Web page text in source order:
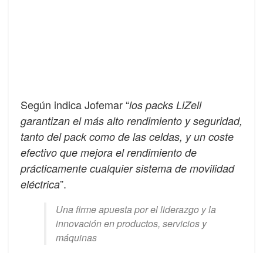
Según indica Jofemar “los packs LiZell
garantizan el más alto rendimiento y seguridad,
tanto del pack como de las celdas, y un coste
efectivo que mejora el rendimiento de
prácticamente cualquier sistema de movilidad
eléctrica”.
Una firme apuesta por el liderazgo y la
innovación en productos, servicios y
máquinas